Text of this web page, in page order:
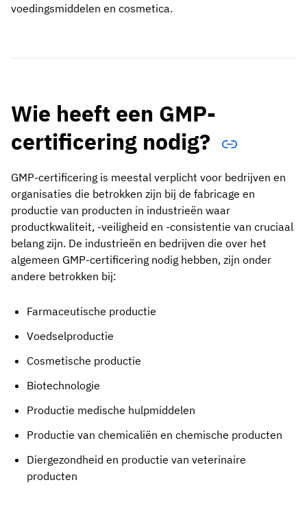
voedingsmiddelen en cosmetica.
Wie heeft een GMP-
certificering nodig?
GMP-certificering is meestal verplicht voor bedrijven en
organisaties die betrokken zijn bij de fabricage en
productie van producten in industrieën waar
productkwaliteit, -veiligheid en -consistentie van cruciaal
belang zijn. De industrieën en bedrijven die over het
algemeen GMP-certificering nodig hebben, zijn onder
andere betrokken bij:
Farmaceutische productie
Voedselproductie
Cosmetische productie
Biotechnologie
Productie medische hulpmiddelen
Productie van chemicaliën en chemische producten
Diergezondheid en productie van veterinaire
producten